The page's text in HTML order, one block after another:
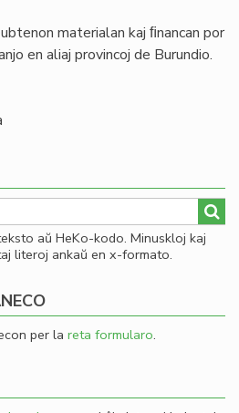
materialan kaj ﬁnancan por
en aliaj provincoj de Burundio.
aŭ HeKo-kodo. Minuskloj kaj
literoj ankaŭ en x-formato.
per la reta formularo.